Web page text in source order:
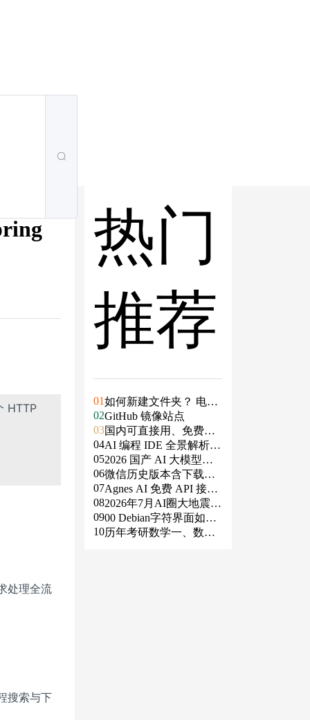
HTTP
处理全流
搜索与下
热门
推荐
01如何新建文件夹？ 电脑
新建文件夹的4种方法
02GitHub 镜像站点
03国内可直接用、免费额
度/永久免费的大模型AP
I清单（含 SiliconFlow、
火山、阿里、智谱、百
度、Kimi、DeepSeek、
DMXAPI 等）
04AI 编程 IDE 全景解析 2
026：Agent 全面接管开
发链路
052026 国产 AI 大模型横
评：DeepSeek、通义千
问、Kimi、文心一言、
星火、豆包谁更能打？
06微信历史版本含下载地
址（ Windows PC | 安卓
| MAC ）及设置微信不
更新
07Agnes AI 免费 API 接入
指南：文本、生图、生
视频，一套接口全免费
082026年7月AI圈大地震：
GPT-5.6被政府限制、Cl
aude入驻Slack、Anthrop
0900 Debian字符界面如何
支持中文
10历年考研数学一、数学